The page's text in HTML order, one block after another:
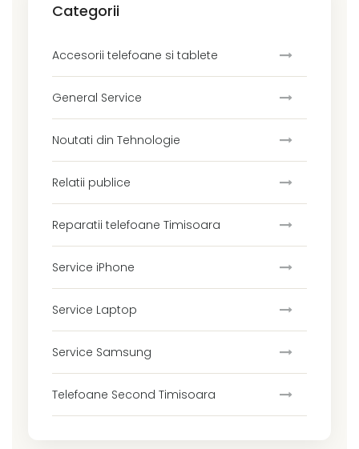
Categorii
Accesorii telefoane si tablete
General Service
Noutati din Tehnologie
Relatii publice
Reparatii telefoane Timisoara
Service iPhone
Service Laptop
Service Samsung
Telefoane Second Timisoara